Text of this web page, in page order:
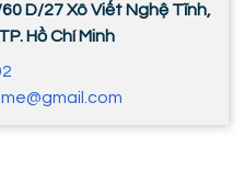
D/27 Xô Viết Nghệ Tĩnh,
Hồ Chí Minh